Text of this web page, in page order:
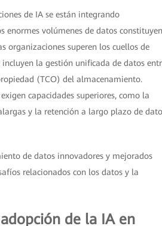
de IA se están integrando
enormes volúmenes de datos constituyen
organizaciones superen los cuellos de
la gestión unificada de datos
(TCO) del almacenamiento.
capacidades superiores, como la
y la retención a largo plazo de
de datos innovadores y mejorados
relacionados con los datos y la
de la IA en